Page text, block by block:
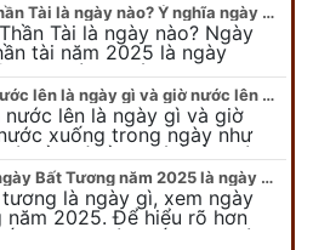
Ngày vía Thần Tài là ngày nào? Ý nghĩa ngày vía Thần Tài năm 2025
Tài là ngày nào? Ngày
tài năm 2025 là ngày
lịch hàng tháng. Tại sao
này, tất cả mọi…
Ngày con nước lên là ngày gì và giờ nước lên nước xuống trong ngày?
nước lên là ngày gì và giờ
xuống trong ngày như
điều gì cần chú ý về ngày
Đừng…
Chính xác ngày Bất Tương năm 2025 là ngày gì mà cực ít người biết
là ngày gì, xem ngày
năm 2025. Để hiểu rõ hơn
tương, ngày bất tương là